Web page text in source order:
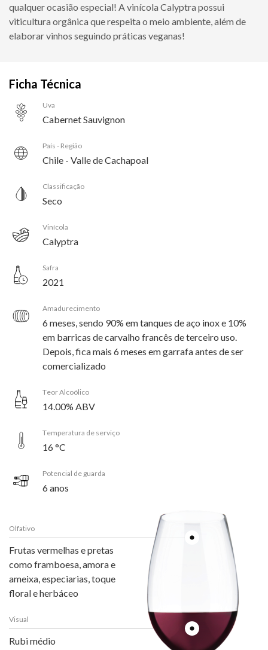
qualquer ocasião especial! A vinícola Calyptra possui
viticultura orgânica que respeita o meio ambiente, além de
elaborar vinhos seguindo práticas veganas!
Ficha Técnica
Uva
Cabernet Sauvignon
País - Região
Chile - Valle de Cachapoal
Classificação
Seco
Vinícola
Calyptra
Safra
2021
Amadurecimento
6 meses, sendo 90% em tanques de aço inox e 10%
em barricas de carvalho francês de terceiro uso.
Depois, fica mais 6 meses em garrafa antes de ser
comercializado
Teor Alcoólico
14.00% ABV
Temperatura de serviço
16 °C
Potencial de guarda
6 anos
Olfativo
Frutas vermelhas e pretas
como framboesa, amora e
ameixa, especiarias, toque
floral e herbáceo
Visual
Rubi médio